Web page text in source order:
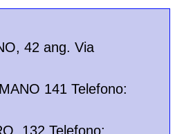
42 ang. Via
141 Telefono:
132 Telefono: